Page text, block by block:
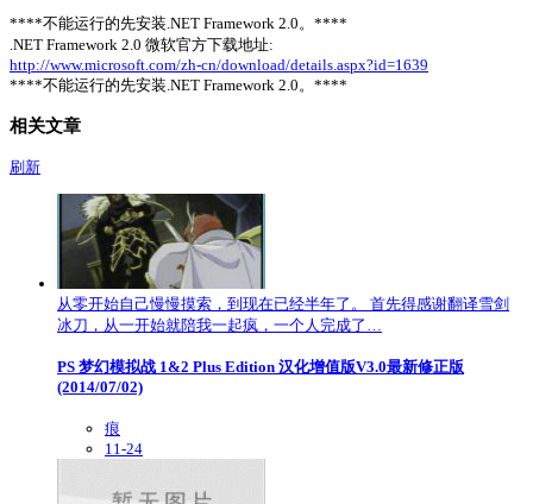
****不能运行的先安装.NET Framework 2.0。****
.NET Framework 2.0 微软官方下载地址:
http://www.microsoft.com/zh-cn/download/details.aspx?id=1639
****不能运行的先安装.NET Framework 2.0。****
相关文章
刷新
从零开始自己慢慢摸索，到现在已经半年了。 首先得感谢翻译雪剑
冰刀，从一开始就陪我一起疯，一个人完成了…
PS 梦幻模拟战 1&2 Plus Edition 汉化增值版V3.0最新修正版
(2014/07/02)
痕
11-24